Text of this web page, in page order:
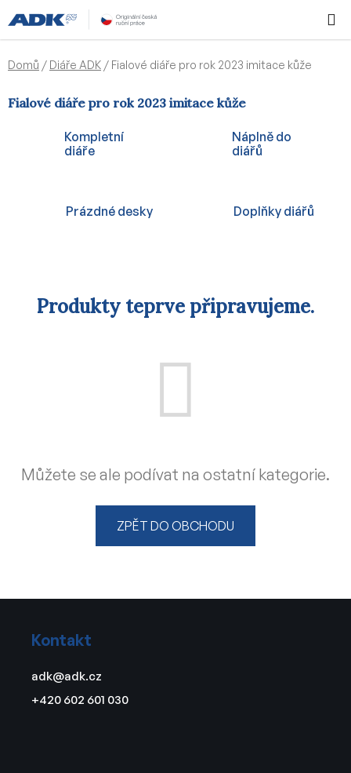
na
obsah
KOŠÍK
Domů / Diáře ADK / Fialové diáře pro rok 2023 imitace kůže
Fialové diáře pro rok 2023 imitace kůže
Kompletní
diáře
Náplně do
diářů
Prázdné desky Doplňky diářů
Produkty teprve připravujeme.
Můžete se ale podívat na ostatní kategorie.
ZPĚT DO OBCHODU
Kontakt
adk@adk.cz
+420 602 601 030